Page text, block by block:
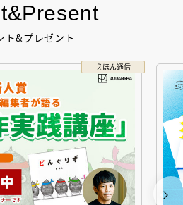
ト&プレゼント
えほん通信